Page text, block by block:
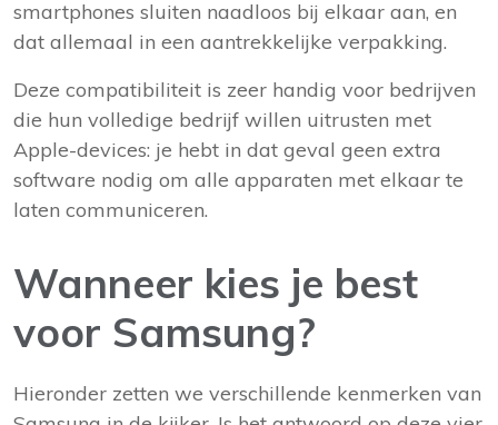
smartphones sluiten naadloos bij elkaar aan, en
dat allemaal in een aantrekkelijke verpakking.
Deze compatibiliteit is zeer handig voor bedrijven
die hun volledige bedrijf willen uitrusten met
Apple-devices: je hebt in dat geval geen extra
software nodig om alle apparaten met elkaar te
laten communiceren.
Wanneer kies je best
voor Samsung?
Hieronder zetten we verschillende kenmerken van